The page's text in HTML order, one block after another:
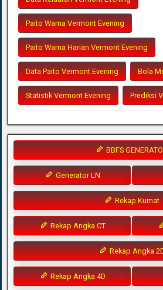
Paito Warna Vermont Evening
Paito Warna Harian Vermont Evening
Data Paito Vermont Evening Bola
Statistik Vermont Evening Prediksi
BBFS
Generator LN
Rekap Kumat
Rekap Angka CT
Rekap Angka
Rekap Angka 4D